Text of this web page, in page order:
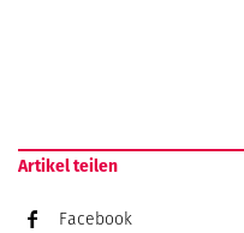
Artikel teilen
Facebook